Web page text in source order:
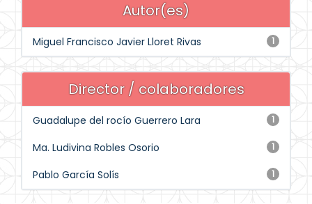
Autor(es)
1
Miguel Francisco Javier Lloret Rivas
Director / colaboradores
1
Guadalupe del rocío Guerrero Lara
1
Ma. Ludivina Robles Osorio
1
Pablo García Solís